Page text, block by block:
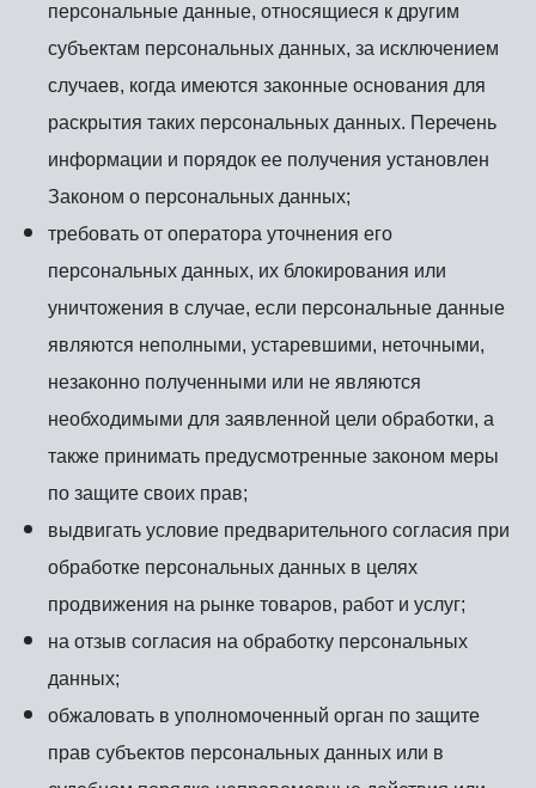
персональные данные, относящиеся к другим
субъектам персональных данных, за исключением
случаев, когда имеются законные основания для
раскрытия таких персональных данных. Перечень
информации и порядок ее получения установлен
Законом о персональных данных;
требовать от оператора уточнения его
персональных данных, их блокирования или
уничтожения в случае, если персональные данные
являются неполными, устаревшими, неточными,
незаконно полученными или не являются
необходимыми для заявленной цели обработки, а
также принимать предусмотренные законом меры
по защите своих прав;
выдвигать условие предварительного согласия при
обработке персональных данных в целях
продвижения на рынке товаров, работ и услуг;
на отзыв согласия на обработку персональных
данных;
обжаловать в уполномоченный орган по защите
прав субъектов персональных данных или в